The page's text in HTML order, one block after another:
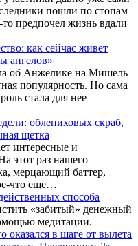
пошли по стопам
предпочел жизнь вдали
как сейчас живет
ангелов»
об Анжелике на Мишель
популярность. Но сама
стала для нее
облепиховых скраб,
щетка
интересные и
этот раз нашего
мерцающий баттер,
что еще…
способа
«забитый» денежный
медитации.
оказался в шаге от вылета